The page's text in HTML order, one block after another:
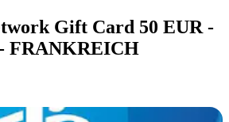
Gift Card 50 EUR -
- FRANKREICH